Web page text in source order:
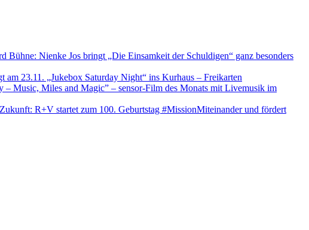
Bühne: Nienke Jos bringt „Die Einsamkeit der Schuldigen“ ganz besonders
am 23.11. „Jukebox Saturday Night“ ins Kurhaus – Freikarten
– Music, Miles and Magic” – sensor-Film des Monats mit Livemusik im
R+V startet zum 100. Geburtstag #MissionMiteinander und fördert